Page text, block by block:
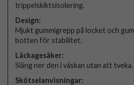
trippelskiktsisolering.
Design:
Mjukt gummigrepp på locket och
botten för stabilitet.
Läckagesäker:
Släng ner den i väskan utan att tveka.
Skötselanvisningar: